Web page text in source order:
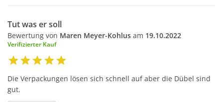
Tut was er soll
Bewertung von Maren Meyer-Kohlus am 19.10.2022
Verifizierter Kauf
Die Verpackungen lösen sich schnell auf aber die Dübel sind
gut.